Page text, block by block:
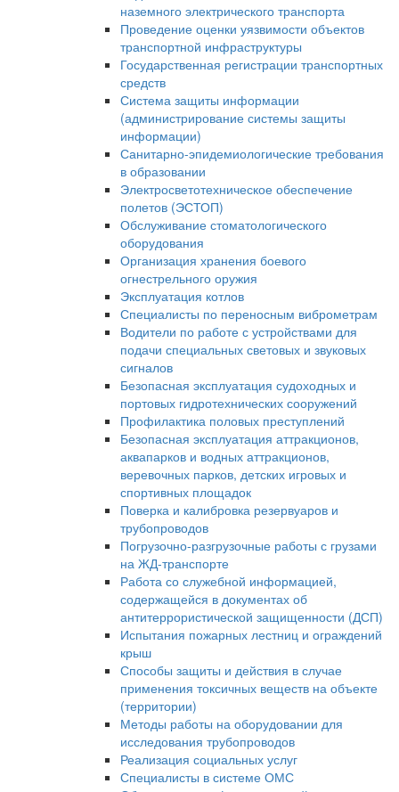
наземного электрического транспорта
Проведение оценки уязвимости объектов
транспортной инфраструктуры
Государственная регистрации транспортных
средств
Система защиты информации
(администрирование системы защиты
информации)
Санитарно-эпидемиологические требования
в образовании
Электросветотехническое обеспечение
полетов (ЭСТОП)
Обслуживание стоматологического
оборудования
Организация хранения боевого
огнестрельного оружия
Эксплуатация котлов
Специалисты по переносным виброметрам
Водители по работе с устройствами для
подачи специальных световых и звуковых
сигналов
Безопасная эксплуатация судоходных и
портовых гидротехнических сооружений
Профилактика половых преступлений
Безопасная эксплуатация аттракционов,
аквапарков и водных аттракционов,
веревочных парков, детских игровых и
спортивных площадок
Поверка и калибровка резервуаров и
трубопроводов
Погрузочно-разгрузочные работы с грузами
на ЖД-транспорте
Работа со служебной информацией,
содержащейся в документах об
антитеррористической защищенности (ДСП)
Испытания пожарных лестниц и ограждений
крыш
Способы защиты и действия в случае
применения токсичных веществ на объекте
(территории)
Методы работы на оборудовании для
исследования трубопроводов
Реализация социальных услуг
Специалисты в системе ОМС